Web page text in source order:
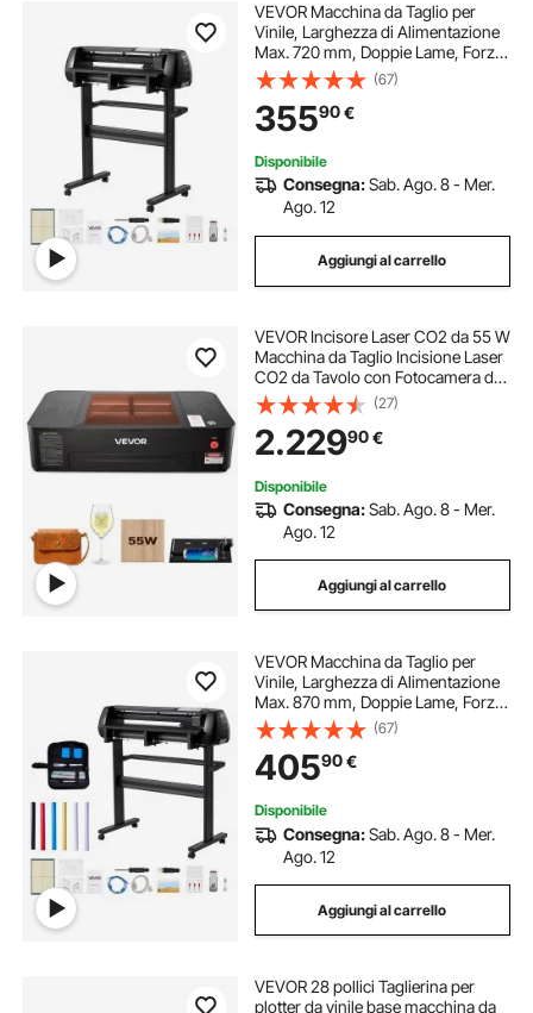
VEVOR Macchina da Taglio per
Vinile, Larghezza di Alimentazione
Max. 720 mm, Doppie Lame, Forza
e Velocità Regolabili, Display LED,
Stampante per Plotter da Taglio in
Vinile con Software Signmaster
(67)
35590€
Disponibile
Consegna:Sab. Ago. 8 - Mer.
Ago. 12
Aggiungi al carrello
VEVOR Incisore Laser CO2 da 55 W
Macchina da Taglio Incisione Laser
CO2 da Tavolo con Fotocamera da
5 MP, Asse Rotante, Compatibile
con LightBurn CorelDRAW
RDWorks, per Legno, Acrilico, Vetro
(27)
2.22990€
Disponibile
Consegna:Sab. Ago. 8 - Mer.
Ago. 12
Aggiungi al carrello
VEVOR Macchina da Taglio per
Vinile, Larghezza di Alimentazione
Max. 870 mm, Doppie Lame, Forza
e Velocità Regolabili, Display LED,
Set Stampante per Plotter da Taglio
Vinile con Accessori e Software
(67)
40590€
Disponibile
Consegna:Sab. Ago. 8 - Mer.
Ago. 12
Aggiungi al carrello
VEVOR 28 pollici Taglierina per
plotter da vinile base macchina da